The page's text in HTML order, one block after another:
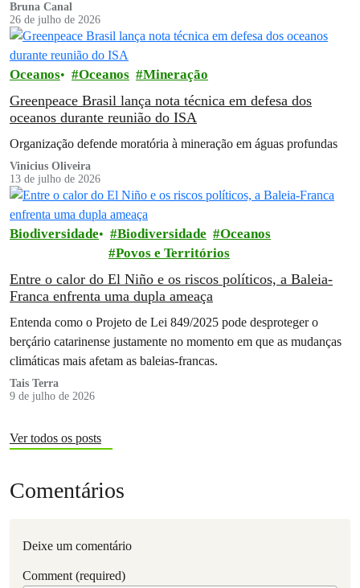
Bruna Canal
26 de julho de 2026
Oceanos Oceanos Mineração
Greenpeace Brasil lança nota técnica em defesa dos
oceanos durante reunião do ISA
Organização defende moratória à mineração em águas profundas
Vinicius Oliveira
13 de julho de 2026
Biodiversidade Biodiversidade
Oceanos
Povos e Territórios
Entre o calor do El Niño e os riscos políticos, a Baleia-
Franca enfrenta uma dupla ameaça
Entenda como o Projeto de Lei 849/2025 pode desproteger o
berçário catarinense justamente no momento em que as mudanças
climáticas mais afetam as baleias-francas.
Tais Terra
9 de julho de 2026
Ver todos os posts
Comentários
Deixe um comentário
Comment (required)